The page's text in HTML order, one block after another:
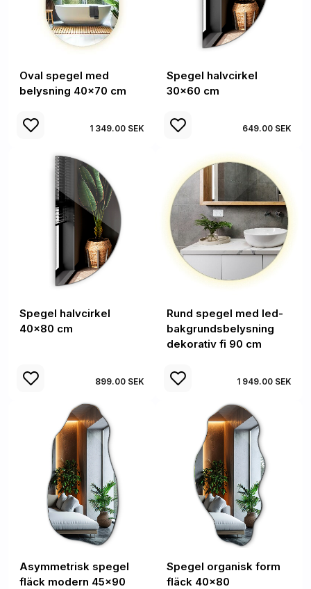
Oval spegel med
belysning 40x70 cm
1 349.00 SEK
Spegel halvcirkel
30x60 cm
649.00 SEK
Spegel halvcirkel
40x80 cm
899.00 SEK
Rund spegel med led-
bakgrundsbelysning
dekorativ fi 90 cm
1 949.00 SEK
Asymmetrisk spegel
fläck modern 45x90
Spegel organisk form
fläck 40x80